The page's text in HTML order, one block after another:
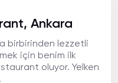
Ankara
birbirinden lezzetli
için benim ilk
oluyor. Yelken